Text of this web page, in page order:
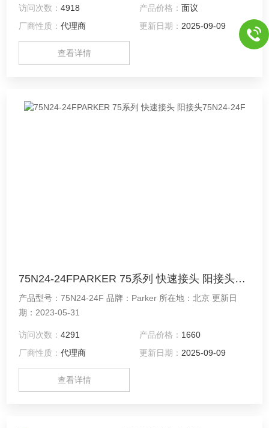
访问次数：4918 产品价格： 面议
厂商性质：代理商 更新日期： 2025-09-09
查看详情
75N24-24FPARKER 75系列 快速接头 阳接头75N24-24F
产品型号：75N24-24F 品牌：Parker 所在地：北京 更新日
期：2023-05-31
访问次数：4291 产品价格： 1660
厂商性质：代理商 更新日期： 2025-09-09
查看详情